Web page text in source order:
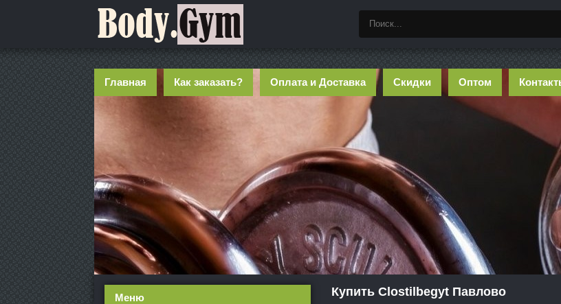
Главная Как заказать? Оплата и Доставка Скидки Оптом
Купить Clostilbegyt Павлово
Меню